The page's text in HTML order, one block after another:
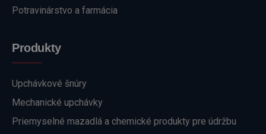
Potravinárstvo a farmácia
Produkty
Upchávkové šnúry
Mechanické upchávky
Priemyselné mazadlá a chemické produkty pre údržbu